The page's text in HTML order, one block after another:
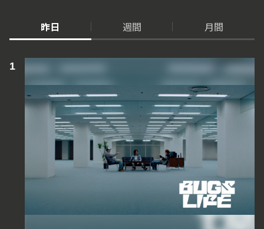
昨日 週間 月間